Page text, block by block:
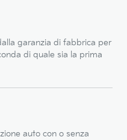
garanzia di fabbrica per
di quale sia la prima
auto con o senza